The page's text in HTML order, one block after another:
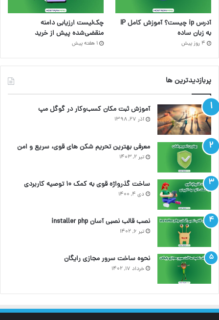
آدرس ip چیست؟ آموزش کامل IP
به زبان ساده
4 روز پیش
چک‌لیست ارزیابی دامنه
منقضی‌شده پیش از خرید
1 هفته پیش
پربازدیدترین ها
آموزش ثبت مکان کسب‌وکار در گوگل مپ
آذر ۲۷, ۱۳۹۸
معرفی بهترین تحریم شکن های قوی، سریع و امن
تیر ۲, ۱۴۰۳
ساخت گذرواژه قوی به کمک ۱۰ توصیه کاربردی
دی ۴, ۱۴۰۰
نصب قالب نصبی آسان installer php
تیر ۶, ۱۴۰۲
نحوه ساخت سرور مجازی رایگان
خرداد ۱۷, ۱۴۰۲